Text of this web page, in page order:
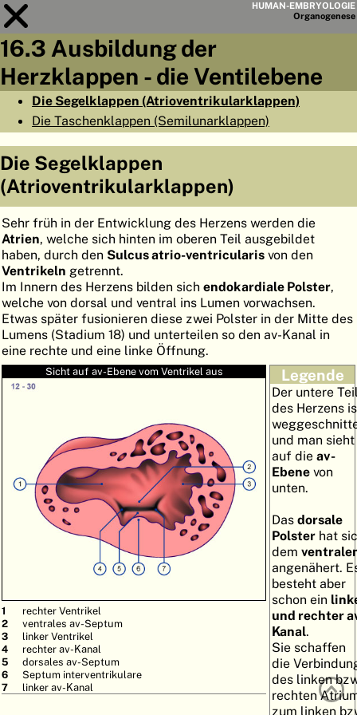
HUMAN-EMBRYOLOGIE
Organogenese
Modul16
KAPITELLISTE
LERNZIELE
◀
HOME
EMBRYOGENESE
ORGANOGENESE
ATLASEMBRYOLOGY
SUCHEN
HILFE
EN
16.3 Ausbildung der
Herzklappen - die Ventilebene
Die Segelklappen (Atrioventrikularklappen)
Die Taschenklappen (Semilunarklappen)
Die Segelklappen
(Atrioventrikularklappen)
Sehr früh in der Entwicklung des Herzens werden die
Atrien, welche sich hinten im oberen Teil ausgebildet
haben, durch den Sulcus atrio-ventricularis von den
Ventrikeln getrennt.
Im Innern des Herzens bilden sich endokardiale Polster,
welche von dorsal und ventral ins Lumen vorwachsen.
Etwas später fusionieren diese zwei Polster in der Mitte des
Lumens (Stadium 18) und unterteilen so den av-Kanal in
eine rechte und eine linke Öffnung.
Sicht auf av-Ebene vom Ventrikel aus
rechter Ventrikel
ventrales av-Septum
linker Ventrikel
rechter av-Kanal
dorsales av-Septum
Septum interventrikulare
linker av-Kanal
Legende
Der untere
des Herzens
und man sieht
auf die av-
Ebene von
unten.
Das dorsale
Polster hat
dem
angenähert.
besteht aber
schon ein
und rechter
Kanal.
Sie schaffen
die
des linken
rechten
zum linken